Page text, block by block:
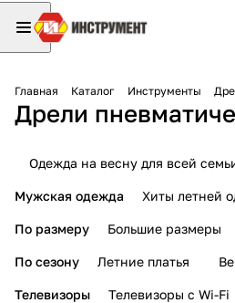
Главная Каталог Инструменты
Дрели
Одежда на весну для всей
Мужская одежда Хиты летней
По размеру Большие размеры
По сезону Летние платья
Телевизоры Телевизоры с Wi-Fi